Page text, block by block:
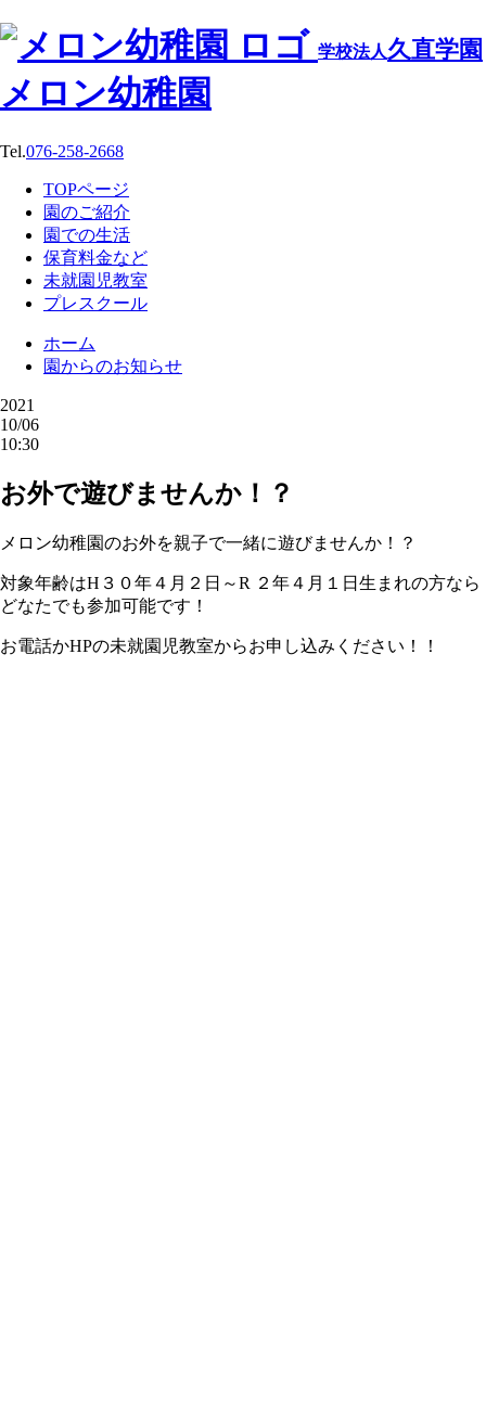
学校法人久直学園
メロン幼稚園
Tel.076-258-2668
TOPページ
園のご紹介
園での生活
保育料金など
未就園児教室
プレスクール
ホーム
園からのお知らせ
2021
10/06
10:30
お外で遊びませんか！？
メロン幼稚園のお外を親子で一緒に遊びませんか！？
対象年齢はH３０年４月２日～R ２年４月１日生まれの方なら
どなたでも参加可能です！
お電話かHPの未就園児教室からお申し込みください！！